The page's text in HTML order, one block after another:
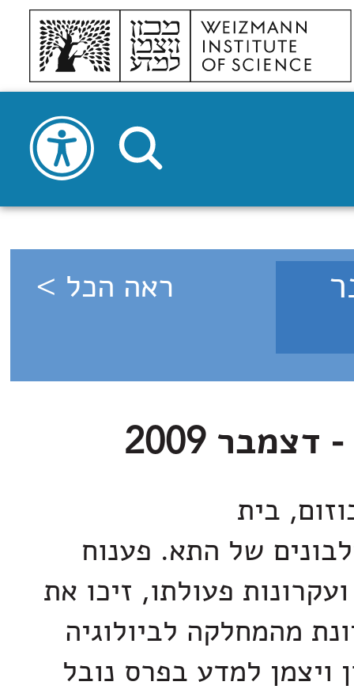
ראה הכל >
בית
של התא. פענוח
פעולתו, זיכו את
מהמחלקה לביולוגיה
ויצמן למדע בפרס נובל